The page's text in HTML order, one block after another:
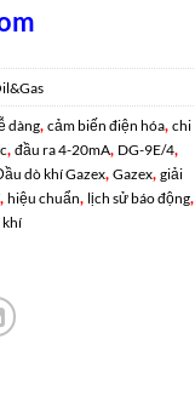
dàng, cảm biến điện hóa, chi
, đầu ra 4-20mA, DG-9E/4,
dò khí Gazex, Gazex, giải
, hiệu chuẩn, lịch sử báo động,
khí